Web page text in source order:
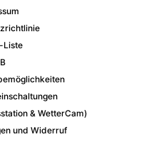
Liste
& WetterCam)
und Widerruf